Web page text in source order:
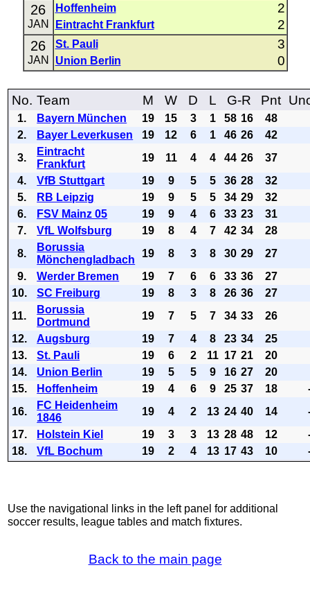
26
JAN
Hoffenheim 2
Eintracht Frankfurt 2
26
JAN
St. Pauli 3
Union Berlin 0
No. Team M W D L G-R Pnt
1. Bayern München 19 15 3 1 58 16 48
2.
Bayer Leverkusen 19 12 6 1 46 26 42
3.
Eintracht
Frankfurt
19 11 4 4 44 26 37
4.
VfB Stuttgart 19 9 5 5 36 28
32
5.
RB Leipzig 19 9 5 5 34 29
32
6.
FSV Mainz 05 19 9 4 6 33 23
31
7.
VfL Wolfsburg 19 8 4 7 42 34
28
8.
Borussia
Mönchengladbach
19 8 3 8 30 29
27
9.
Werder Bremen 19 7 6 6 33 36
27
10.
SC Freiburg 19 8 3 8 26 36
27
11.
Borussia
Dortmund
19 7 5 7 34 33
26
12.
Augsburg 19 7 4 8 23 34
25
13.
St. Pauli 19 6 2 11 17 21
20
14.
Union Berlin 19 5 5 9 16 27
20
15.
Hoffenheim 19 4 6 9 25 37 18
16.
FC Heidenheim
1846
19 4 2 13 24 40 14
17.
Holstein Kiel 19 3 3 13 28 48 12
18.
VfL Bochum 19 2 4 13 17 43 10
Use the navigational links in the left panel for additional
soccer results, league tables and match fixtures.
Back to the main page